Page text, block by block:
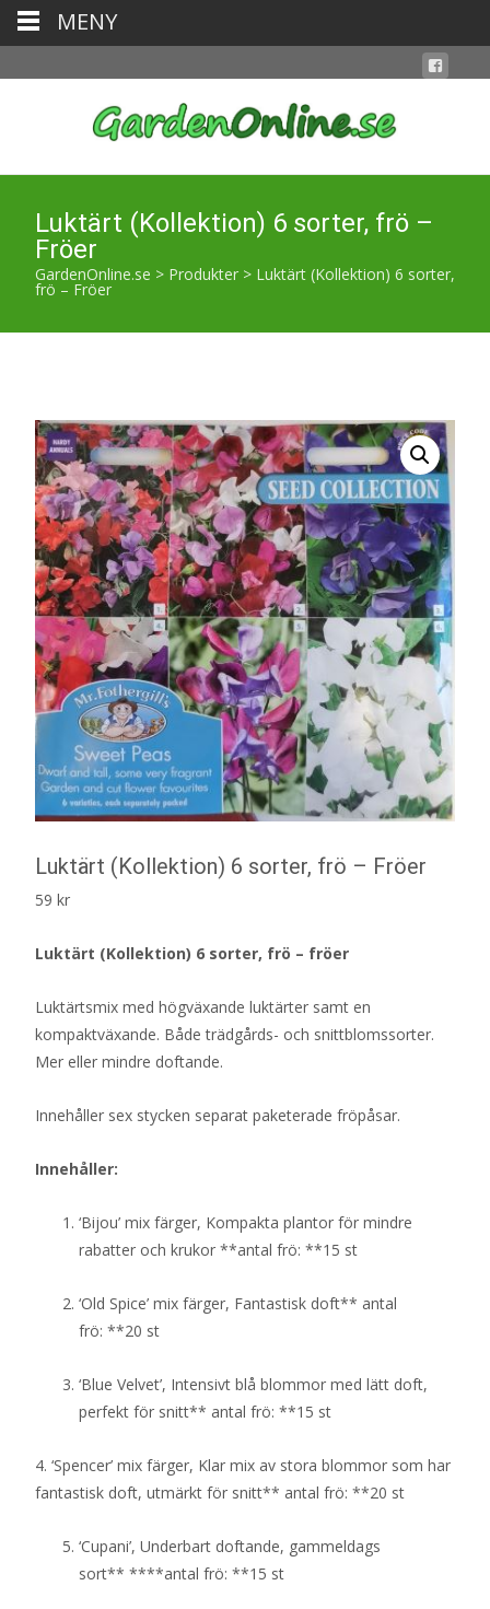
Luktärt (Kollektion) 6 sorter, frö –
Fröer
GardenOnline.se > Produkter > Luktärt (Kollektion) 6 sorter,
frö – Fröer
Luktärt (Kollektion) 6 sorter, frö – Fröer
59 kr
Luktärt (Kollektion) 6 sorter, frö – fröer
Luktärtsmix med högväxande luktärter samt en
kompaktväxande. Både trädgårds- och snittblomssorter.
Mer eller mindre doftande.
Innehåller sex stycken separat paketerade fröpåsar.
Innehåller:
‘Bijou’ mix färger, Kompakta plantor för mindre
rabatter och krukor **antal frö: **15 st
‘Old Spice’ mix färger, Fantastisk doft** antal
frö: **20 st
‘Blue Velvet’, Intensivt blå blommor med lätt doft,
perfekt för snitt** antal frö: **15 st
4. ‘Spencer’ mix färger, Klar mix av stora blommor som har
fantastisk doft, utmärkt för snitt** antal frö: **20 st
‘Cupani’, Underbart doftande, gammeldags
sort** ****antal frö: **15 st
MENY